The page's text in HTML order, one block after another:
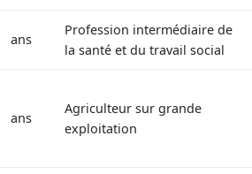
ans
Profession intermédiaire de
la santé et du travail social
ans
Agriculteur sur grande
exploitation